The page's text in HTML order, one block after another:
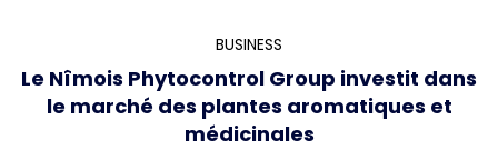
BUSINESS
Le Nîmois Phytocontrol Group investit dans
le marché des plantes aromatiques et
médicinales